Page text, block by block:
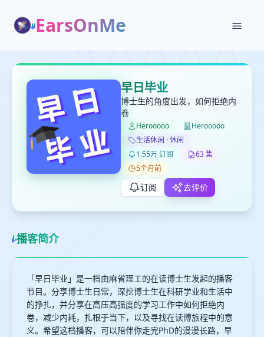
EarsOnMe
早日毕业
博士生的角度出发，如何拒绝内
卷
Herooooo
Herooooo
生活休闲 · 休闲
1.55万 订阅
63 集
5个月前
订阅 去评价
播客简介
「早日毕业」是一档由麻省理工的在读博士生发起的播客
节目。分享博士生日常，深挖博士生在科研学业和生活中
的挣扎，并分享在高压高强度的学习工作中如何拒绝内
卷，减少内耗，扎根于当下，以及寻找在读博旅程中的意
义。希望这档播客，可以陪伴你走完PhD的漫漫长路，早
打分
键盘下留人
最长200字
删除确认
取消
加入播单
创建